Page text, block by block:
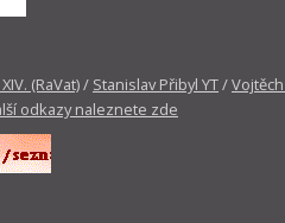
(RaVat)/ Stanislav Přibyl YT/
odkazy naleznete zde